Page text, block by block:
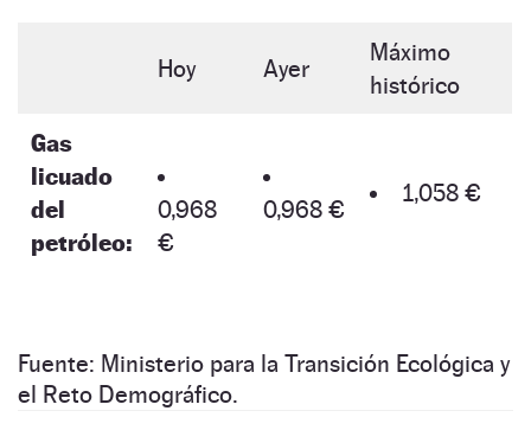
Hoy Ayer
Máximo
histórico
Gas
licuado
del
petróleo:
0,968
€
0,968 €
1,058 €
Fuente: Ministerio para la Transición Ecológica y
el Reto Demográfico.